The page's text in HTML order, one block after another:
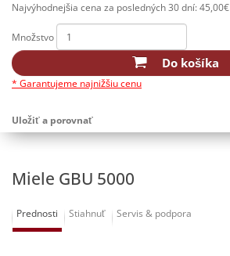
Najvýhodnejšia cena za posledných 30 dní: 45,00€
Množstvo
Do košíka
* Garantujeme najnižšiu cenu
Uložiť a porovnať
Miele GBU 5000
Prednosti Stiahnuť Servis & podpora